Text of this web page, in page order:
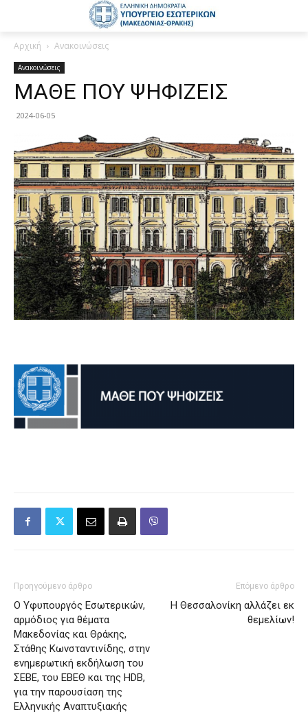
Αρχική Ανακοινώσεις
Ανακοινώσεις
ΜΑΘΕ ΠΟΥ ΨΗΦΙΖΕΙΣ
2024-06-05
Προηγούμενο άρθρο
Ο Υφυπουργός Εσωτερικών,
αρμόδιος για θέματα
Μακεδονίας και Θράκης,
Στάθης Κωνσταντινίδης, στην
ενημερωτική εκδήλωση του
ΣΕΒΕ, του ΕΒΕΘ και της HDB,
για την παρουσίαση της
Ελληνικής Αναπτυξιακής
Επόμενο άρθρο
Η Θεσσαλονίκη αλλάζει εκ
θεμελίων!